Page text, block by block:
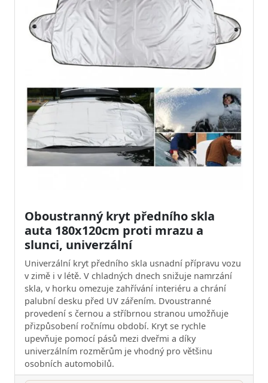
Oboustranný kryt předního skla
auta 180x120cm proti mrazu a
slunci, univerzální
Univerzální kryt předního skla usnadní přípravu vozu
v zimě i v létě. V chladných dnech snižuje namrzání
skla, v horku omezuje zahřívání interiéru a chrání
palubní desku před UV zářením. Dvoustranné
provedení s černou a stříbrnou stranou umožňuje
přizpůsobení ročnímu období. Kryt se rychle
upevňuje pomocí pásů mezi dveřmi a díky
univerzálním rozměrům je vhodný pro většinu
osobních automobilů.